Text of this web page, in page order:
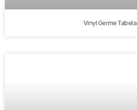
Vinyl Germe Tabela